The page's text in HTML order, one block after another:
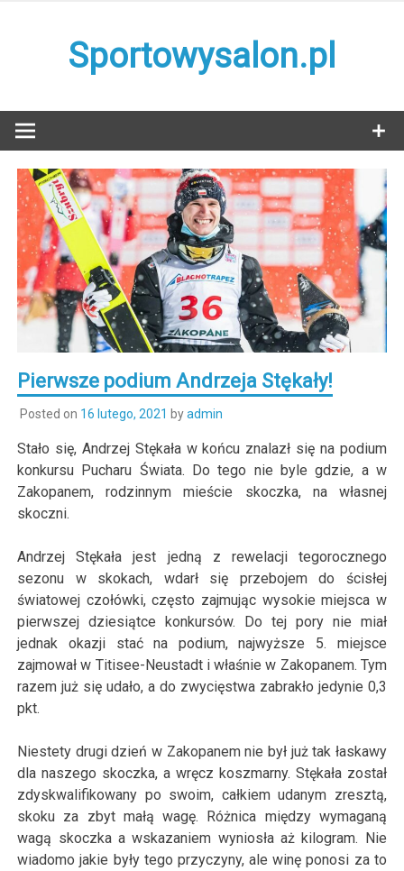
Sportowysalon.pl
Pierwsze podium Andrzeja Stękały!
Posted on 16 lutego, 2021 byadmin
Stało się, Andrzej Stękała w końcu znalazł się na podium
konkursu Pucharu Świata. Do tego nie byle gdzie, a w
Zakopanem, rodzinnym mieście skoczka, na własnej
skoczni.
Andrzej Stękała jest jedną z rewelacji tegorocznego
sezonu w skokach, wdarł się przebojem do ścisłej
światowej czołówki, często zajmując wysokie miejsca w
pierwszej dziesiątce konkursów. Do tej pory nie miał
jednak okazji stać na podium, najwyższe 5. miejsce
zajmował w Titisee-Neustadt i właśnie w Zakopanem. Tym
razem już się udało, a do zwycięstwa zabrakło jedynie 0,3
pkt.
Niestety drugi dzień w Zakopanem nie był już tak łaskawy
dla naszego skoczka, a wręcz koszmarny. Stękała został
zdyskwalifikowany po swoim, całkiem udanym zresztą,
skoku za zbyt małą wagę. Różnica między wymaganą
wagą skoczka a wskazaniem wyniosła aż kilogram. Nie
wiadomo jakie były tego przyczyny, ale winę ponosi za to